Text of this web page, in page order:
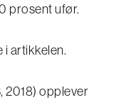
prosent ufør.
i artikkelen.
2018) opplever